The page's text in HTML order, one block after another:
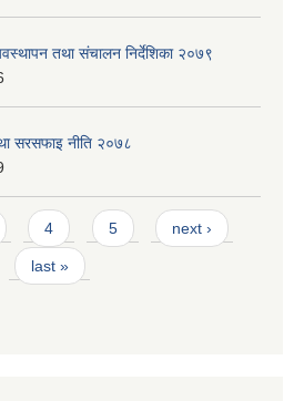
तथा संचालन निर्देशिका २०७९
सरसफाइ नीति २०७८
4 5 next ›
last »